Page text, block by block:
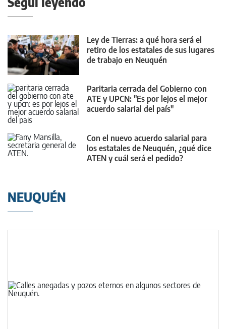
Ley de Tierras: a qué hora será el
retiro de los estatales de sus lugares
de trabajo en Neuquén
Paritaria cerrada del Gobierno con
ATE y UPCN: "Es por lejos el mejor
acuerdo salarial del país"
Con el nuevo acuerdo salarial para
los estatales de Neuquén, ¿qué dice
ATEN y cuál será el pedido?
NEUQUÉN